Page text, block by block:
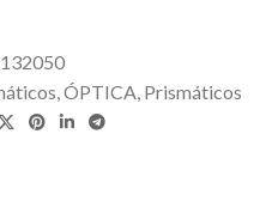
132050
ÓPTICA Prismáticos